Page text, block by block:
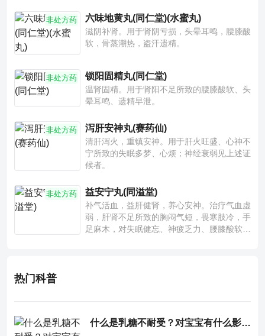
非处方药 六味地黄丸(同仁堂)(水蜜丸)
滋阴补肾。用于肾阴亏损，头晕耳鸣，腰膝酸
软，骨蒸潮热，盗汗遗精。
非处方药 锁阳固精丸(同仁堂)
温肾固精。用于肾阳不足所致的腰膝酸软、头
晕耳鸣、遗精早泄。
非处方药 泻肝安神丸(赛药仙)
清肝泻火，重镇安神。用于肝火旺盛、心神不
宁所致的失眠多梦、心烦；神经衰弱见上述证
候者。
非处方药 益安宁丸(同溢堂)
补气活血，益肝健肾，养心安神。治疗气血虚
弱，肝肾不足所致的胸闷气短，畏寒肢冷，手
足麻木，对失眠健忘、神疲乏力、腰膝酸软也
热门科普
什么是乳糖不耐受？对宝宝有什么影响？